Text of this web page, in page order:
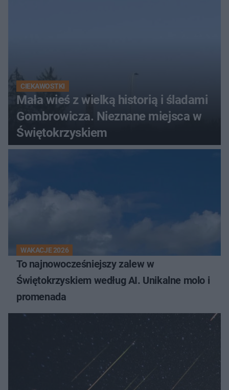
CIEKAWOSTKI
Mała wieś z wielką historią i śladami
Gombrowicza. Nieznane miejsca w
Świętokrzyskiem
WAKACJE 2026
To najnowocześniejszy zalew w
Świętokrzyskiem według AI. Unikalne molo i
promenada